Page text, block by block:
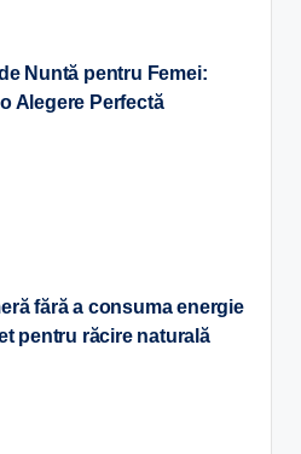
Nuntă pentru Femei:
Alegere Perfectă
fără a consuma energie
pentru răcire naturală